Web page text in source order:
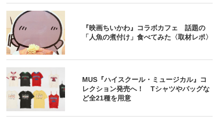
『映画ちいかわ』コラボカフェ 話題の
「人魚の煮付け」食べてみた〈取材レポ〉
MUS『ハイスクール・ミュージカル』コ
レクション発売へ！ Tシャツやバッグな
ど全21種を用意